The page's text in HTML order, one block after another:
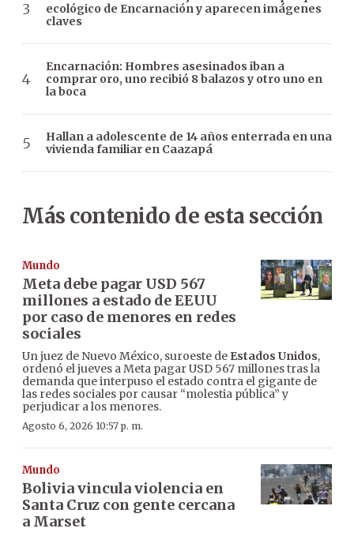
ecológico de Encarnación y aparecen imágenes
claves
Encarnación: Hombres asesinados iban a
comprar oro, uno recibió 8 balazos y otro uno en
la boca
Hallan a adolescente de 14 años enterrada en una
vivienda familiar en Caazapá
Más contenido de esta sección
Mundo
Meta debe pagar USD 567
millones a estado de EEUU
por caso de menores en redes
sociales
Un juez de Nuevo México, suroeste de Estados Unidos,
ordenó el jueves a Meta pagar USD 567 millones tras la
demanda que interpuso el estado contra el gigante de
las redes sociales por causar “molestia pública” y
perjudicar a los menores.
Agosto 6, 2026 10:57 p. m.
Mundo
Bolivia vincula violencia en
Santa Cruz con gente cercana
a Marset